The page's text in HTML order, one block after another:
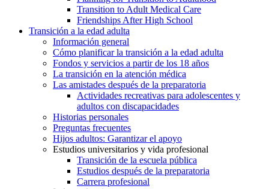
Transition to Adult Medical Care
Friendships After High School
Transición a la edad adulta
Información general
Cómo planificar la transición a la edad adulta
Fondos y servicios a partir de los 18 años
La transición en la atención médica
Las amistades después de la preparatoria
Actividades recreativas para adolescentes y
adultos con discapacidades
Historias personales
Preguntas frecuentes
Hijos adultos: Garantizar el apoyo
Estudios universitarios y vida profesional
Transición de la escuela pública
Estudios después de la preparatoria
Carrera profesional